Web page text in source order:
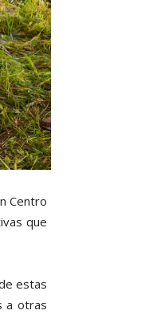
Centro
que
estas
a otras